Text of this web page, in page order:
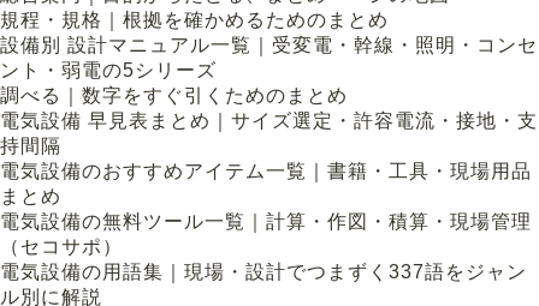
規程・規格｜根拠を確かめるためのまとめ
設備別 設計マニュアル一覧｜受変電・幹線・照明・コンセ
ント・弱電の5シリーズ
調べる｜数字をすぐ引くためのまとめ
電気設備 早見表まとめ｜サイズ選定・許容電流・接地・支
持間隔
電気設備のおすすめアイテム一覧｜書籍・工具・現場用品
まとめ
電気設備の無料ツール一覧｜計算・作図・積算・現場管理
（セコサポ）
電気設備の用語集｜現場・設計でつまずく337語をジャン
ル別に解説